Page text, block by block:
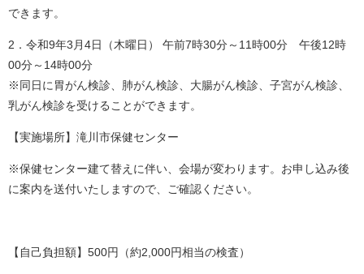
できます。
2．令和9年3月4日（木曜日） 午前7時30分～11時00分 午後12時
00分～14時00分
※同日に胃がん検診、肺がん検診、大腸がん検診、子宮がん検診、
乳がん検診を受けることができます。
【実施場所】滝川市保健センター
※保健センター建て替えに伴い、会場が変わります。お申し込み後
に案内を送付いたしますので、ご確認ください。
【自己負担額】500円（約2,000円相当の検査）